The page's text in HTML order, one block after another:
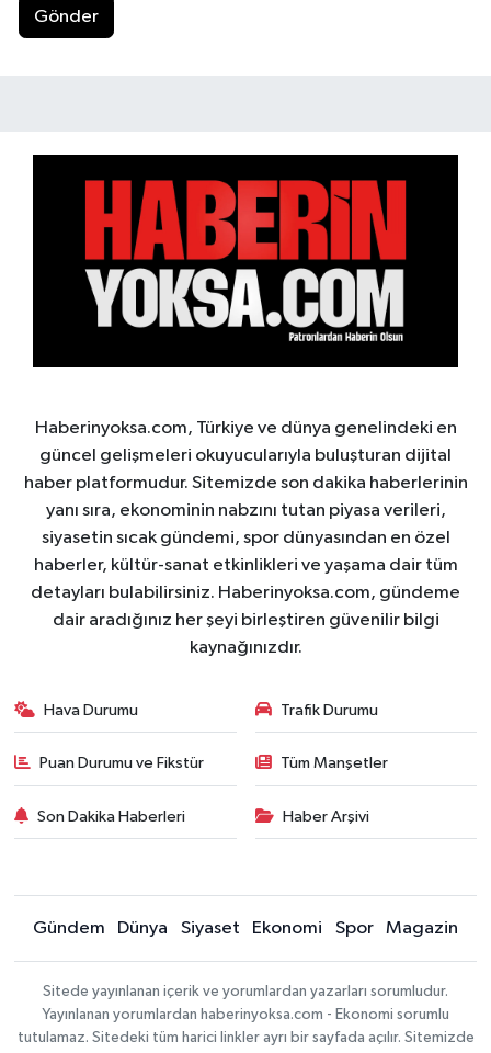
Gönder
Haberinyoksa.com, Türkiye ve dünya genelindeki en
güncel gelişmeleri okuyucularıyla buluşturan dijital
haber platformudur. Sitemizde son dakika haberlerinin
yanı sıra, ekonominin nabzını tutan piyasa verileri,
siyasetin sıcak gündemi, spor dünyasından en özel
haberler, kültür-sanat etkinlikleri ve yaşama dair tüm
detayları bulabilirsiniz. Haberinyoksa.com, gündeme
dair aradığınız her şeyi birleştiren güvenilir bilgi
kaynağınızdır.
Hava Durumu Trafik Durumu
Puan Durumu ve Fikstür Tüm Manşetler
Son Dakika Haberleri Haber Arşivi
Gündem Dünya Siyaset Ekonomi Spor Magazin
Sitede yayınlanan içerik ve yorumlardan yazarları sorumludur.
Yayınlanan yorumlardan haberinyoksa.com - Ekonomi sorumlu
tutulamaz. Sitedeki tüm harici linkler ayrı bir sayfada açılır. Sitemizde